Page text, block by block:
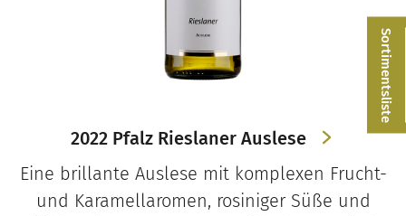
2022 Pfalz Rieslaner Auslese
Eine brillante Auslese mit komplexen Frucht-
und Karamellaromen, rosiniger Süße und
Sortimentsliste